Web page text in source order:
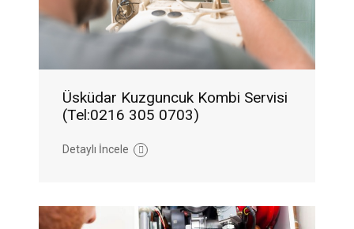
Üsküdar Kuzguncuk Kombi Servisi
(Tel:0216 305 0703)
Detaylı İncele